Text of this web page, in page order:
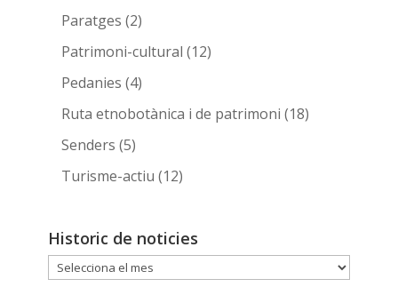
Paratges (2)
Patrimoni-cultural (12)
Pedanies (4)
Ruta etnobotànica i de patrimoni (18)
Senders (5)
Turisme-actiu (12)
Historic de noticies
Historic